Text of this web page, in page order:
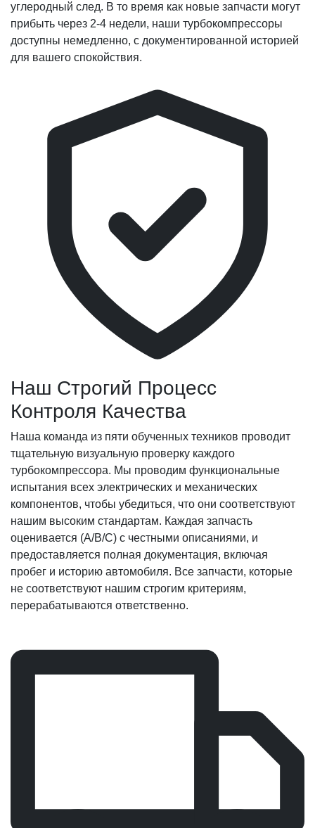
углеродный след. В то время как новые запчасти могут
прибыть через 2-4 недели, наши турбокомпрессоры
доступны немедленно, с документированной историей
для вашего спокойствия.
Наш Строгий Процесс
Контроля Качества
Наша команда из пяти обученных техников проводит
тщательную визуальную проверку каждого
турбокомпрессора. Мы проводим функциональные
испытания всех электрических и механических
компонентов, чтобы убедиться, что они соответствуют
нашим высоким стандартам. Каждая запчасть
оценивается (A/B/C) с честными описаниями, и
предоставляется полная документация, включая
пробег и историю автомобиля. Все запчасти, которые
не соответствуют нашим строгим критериям,
перерабатываются ответственно.